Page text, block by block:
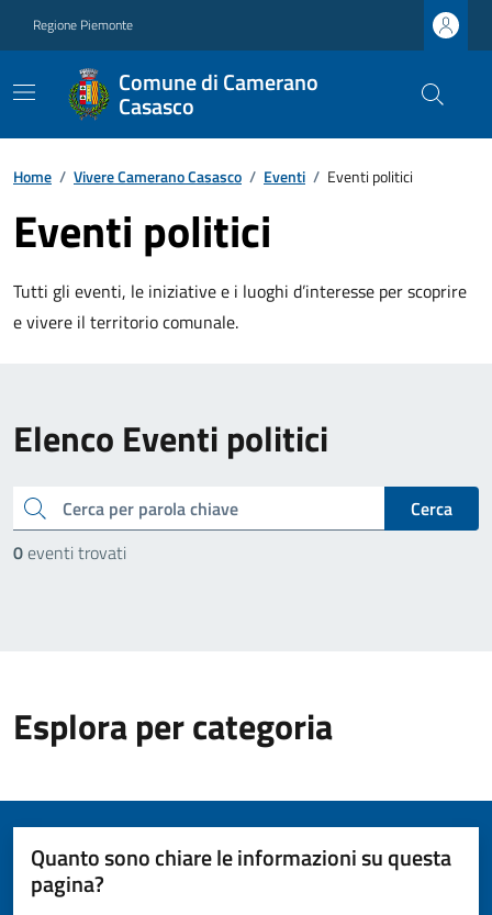
Regione Piemonte
Comune di Camerano
Casasco
Home / Vivere Camerano Casasco / Eventi / Eventi politici
Eventi politici
Tutti gli eventi, le iniziative e i luoghi d’interesse per scoprire
e vivere il territorio comunale.
Elenco Eventi politici
cerca
Cerca
0eventi trovati
Esplora per categoria
Quanto sono chiare le informazioni su questa
pagina?